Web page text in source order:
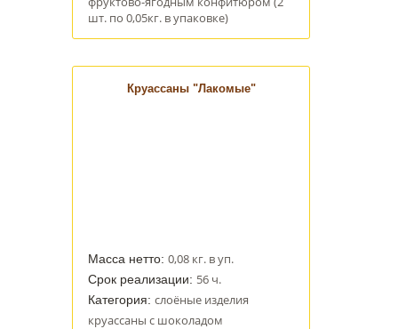
шт. по 0,05кг. в упаковке)
Круассаны "Лакомые"
Масса нетто: 0,08 кг. в уп.
Срок реализации: 56 ч.
Категория: слоёные изделия
круассаны с шоколадом